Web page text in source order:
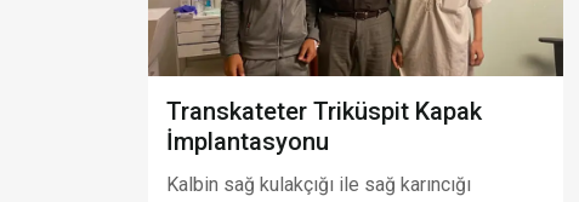
Transkateter Triküspit Kapak
İmplantasyonu
Kalbin sağ kulakçığı ile sağ karıncığı